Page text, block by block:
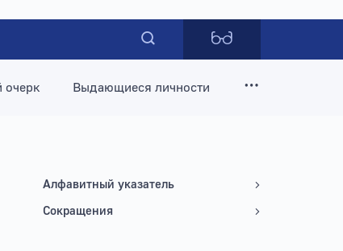
очерк Выдающиеся личности
Алфавитный указатель
Сокращения